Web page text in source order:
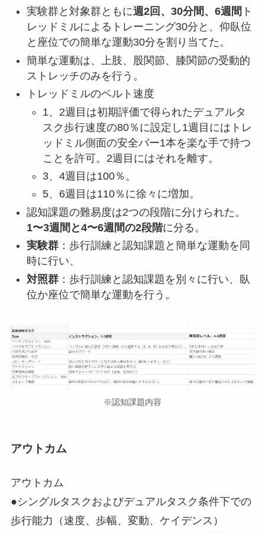
実験群と対象群ともに週2回、30分間、6週間 ト
レッドミルによるトレーニング30分と、仰臥位
と座位での簡単な運動30分を割り当てた。
簡単な運動は、上肢、股関節、膝関節の受動的
ストレッチのみを行う。
トレッドミルのベルト速度
1、2週目は初期評価で得られたデュアルタ
スク歩行速度の80％に設定し1週目にはトレ
ッドミル側面の安全バー1本を楽な手で持つ
ことを許可。2週目にはそれを離す。
3、4週目は100％。
5、6週目は110％に徐々に増加。
認知課題の難易度は2つの段階に分けられた。
1〜3週間と4〜6週間の2段階に分る。
実験群：歩行訓練と認知課題と簡単な運動を同
時に行い、
対照群：歩行訓練と認知課題を別々に行い、臥
位か座位で簡単な運動を行う。
※認知課題内容
アウトカム
アウトカム
●シングルタスクおよびデュアルタスク条件下での
歩行能力（速度、歩幅、変動、ケイデンス）